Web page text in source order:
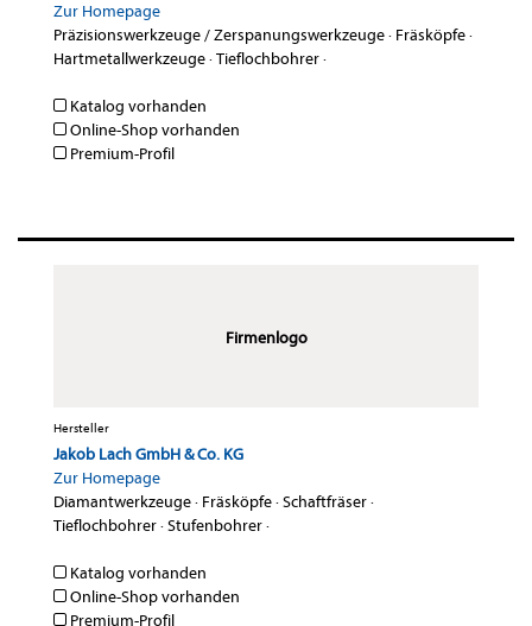
Zur Homepage
Präzisionswerkzeuge / Zerspanungswerkzeuge· Fräsköpfe·
Hartmetallwerkzeuge·Tieflochbohrer·
Katalog vorhanden
Online-Shop vorhanden
Premium-Profil
Firmenlogo
Hersteller
Jakob Lach GmbH & Co. KG
Zur Homepage
Diamantwerkzeuge· Fräsköpfe·Schaftfräser·
Tieflochbohrer·Stufenbohrer·
Katalog vorhanden
Online-Shop vorhanden
Premium-Profil